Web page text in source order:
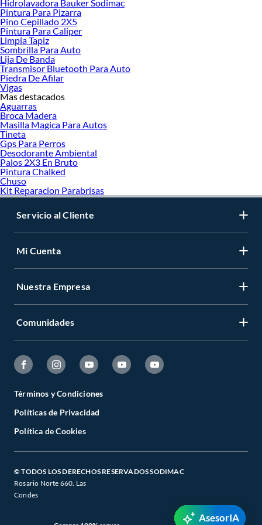
Hidrolavadora Bauker Sodimac
Pintura Para Pizarra
Pino Cepillado 2X5
Pintura Para Caliper
Limpia Tapiz
Sombrilla Para Auto
Lija De Banda
Transmisor Bluetooth Para Auto
Piedra De Afilar
Vigas
Mas destacados
Aguarras
Broca Madera
Masilla Magica Para Autos
Tineta
Gps Para Perros
Desodorante Ambiental
Palos 2X3 En Bruto
Pintura Chalked
Chuso
Kit Reparacion Parabrisas
Servicio al Cliente
Mi Cuenta
Nuestra Empresa
Comunidades
Términos y Condiciones
Políticas de Privacidad
Política de Cookies
© TODOS LOS DERECHOS RESERVADOS SODIMAC
Rosario Norte 660. Las
Condes
AsesorIA